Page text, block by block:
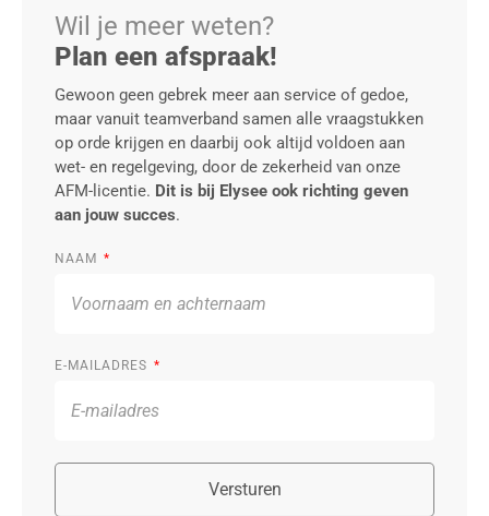
Wil je meer weten?
Plan een afspraak!
Gewoon geen gebrek meer aan service of gedoe,
maar vanuit teamverband samen alle vraagstukken
op orde krijgen en daarbij ook altijd voldoen aan
wet- en regelgeving, door de zekerheid van onze
AFM-licentie. Dit is bij Elysee ook richting geven
aan jouw succes.
NAAM
E-MAILADRES
Versturen